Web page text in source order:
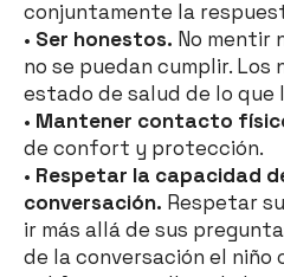
conjuntamente la
• Ser honestos. No mentir
no se puedan cumplir. Los
estado de salud de lo que
• Mantener contacto
de confort y protección.
• Respetar la capacidad
conversación. Respetar
ir más allá de sus
de la conversación el niño